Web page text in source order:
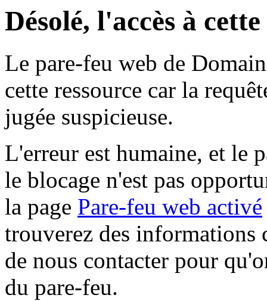
Désolé, l'accès à
Le pare-feu web de
cette ressource car la
jugée suspicieuse.
L'erreur est humaine, et le
le blocage n'est pas
la page Pare-feu web activé
trouverez des informations
de nous contacter pour
du pare-feu.